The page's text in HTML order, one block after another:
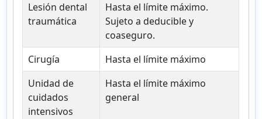
Lesión dental
traumática
Hasta el límite máximo.
Sujeto a deducible y
coaseguro.
Cirugía
Hasta el límite máximo
Unidad de
cuidados
intensivos
Hasta el límite máximo
general